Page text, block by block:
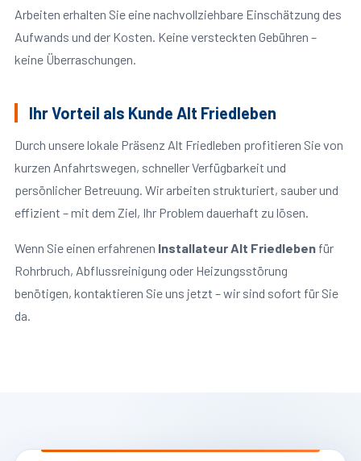
Arbeiten erhalten Sie eine nachvollziehbare Einschätzung des
Aufwands und der Kosten. Keine versteckten Gebühren –
keine Überraschungen.
Ihr Vorteil als Kunde Alt Friedleben
Durch unsere lokale Präsenz Alt Friedleben profitieren Sie von
kurzen Anfahrtswegen, schneller Verfügbarkeit und
persönlicher Betreuung. Wir arbeiten strukturiert, sauber und
effizient – mit dem Ziel, Ihr Problem dauerhaft zu lösen.
Wenn Sie einen erfahrenen Installateur Alt Friedlebenfür
Rohrbruch, Abflussreinigung oder Heizungsstörung
benötigen, kontaktieren Sie uns jetzt – wir sind sofort für Sie
da.